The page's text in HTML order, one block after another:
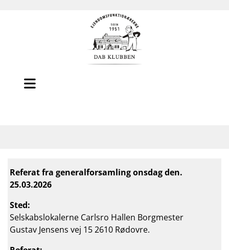
Referat fra generalforsamling onsdag den.
25.03.2026
Sted:
Selskabslokalerne Carlsro Hallen Borgmester
Gustav Jensens vej 15 2610 Rødovre.